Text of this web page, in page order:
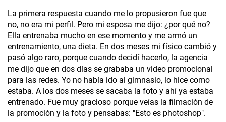
La primera respuesta cuando me lo propusieron fue que
no, no era mi perfil. Pero mi esposa me dijo: ¿por qué no?
Ella entrenaba mucho en ese momento y me armó un
entrenamiento, una dieta. En dos meses mi físico cambió y
pasó algo raro, porque cuando decidí hacerlo, la agencia
me dijo que en dos días se grababa un video promocional
para las redes. Yo no había ido al gimnasio, lo hice como
estaba. A los dos meses se sacaba la foto y ahí ya estaba
entrenado. Fue muy gracioso porque veías la filmación de
la promoción y la foto y pensabas: "Esto es photoshop".